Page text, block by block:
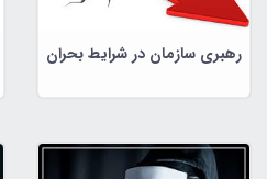
رهبری سازمان در شرایط بحران